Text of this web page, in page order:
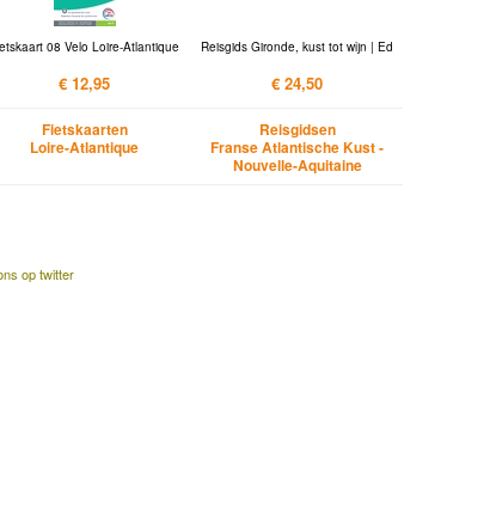
08 Velo Loire-Atlantique
€ 12,95
Fietskaarten
Loire-Atlantique
Reisgids Gironde, kust tot wijn | Ed
€ 24,50
Reisgidsen
Franse Atlantische Kust -
Nouvelle-Aquitaine
op twitter